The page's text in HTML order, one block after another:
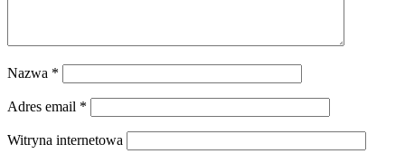
Nazwa *
Adres email *
Witryna internetowa